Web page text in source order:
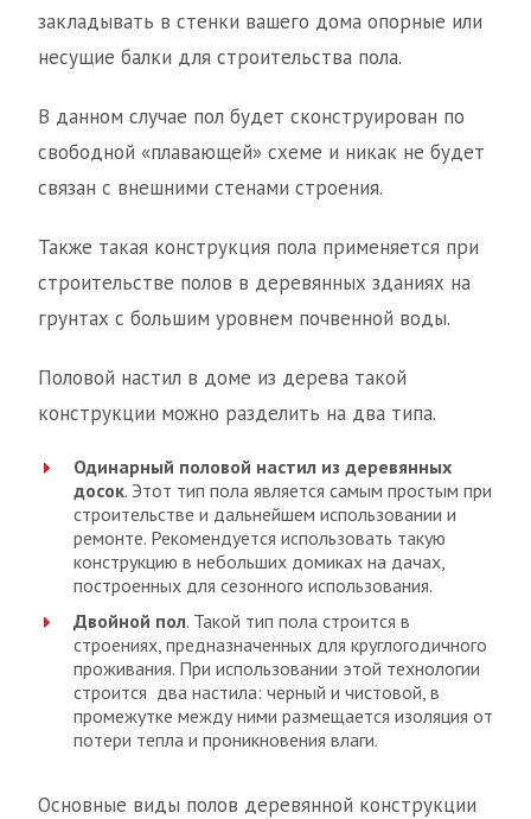
закладывать в стенки вашего дома опорные или
несущие балки для строительства пола.
В данном случае пол будет сконструирован по
свободной «плавающей» схеме и никак не будет
связан с внешними стенами строения.
Также такая конструкция пола применяется при
строительстве полов в деревянных зданиях на
грунтах с большим уровнем почвенной воды.
Половой настил в доме из дерева такой
конструкции можно разделить на два типа.
Одинарный половой настил из деревянных
досок. Этот тип пола является самым простым при
строительстве и дальнейшем использовании и
ремонте. Рекомендуется использовать такую
конструкцию в небольших домиках на дачах,
построенных для сезонного использования.
Двойной пол. Такой тип пола строится в
строениях, предназначенных для круглогодичного
проживания. При использовании этой технологии
строится два настила: черный и чистовой, в
промежутке между ними размещается изоляция от
потери тепла и проникновения влаги.
Основные виды полов деревянной конструкции